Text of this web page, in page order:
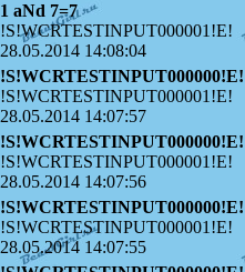
1 aNd 7=7
!S!WCRTESTINPUT000001!E!
28.05.2014 14:08:04
!S!WCRTESTINPUT000000!E!
!S!WCRTESTINPUT000001!E!
28.05.2014 14:07:57
!S!WCRTESTINPUT000000!E!
!S!WCRTESTINPUT000001!E!
28.05.2014 14:07:56
!S!WCRTESTINPUT000000!E!
!S!WCRTESTINPUT000001!E!
28.05.2014 14:07:55